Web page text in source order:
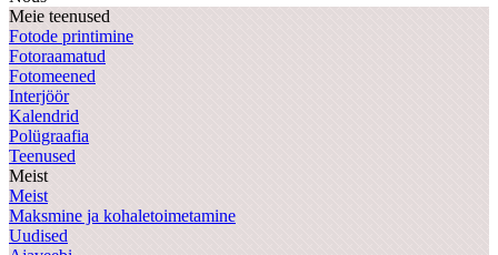
Meie teenused
Fotode printimine
Fotoraamatud
Fotomeened
Interjöör
Kalendrid
Polügraafia
Teenused
Meist
Meist
Maksmine ja kohaletoimetamine
Uudised